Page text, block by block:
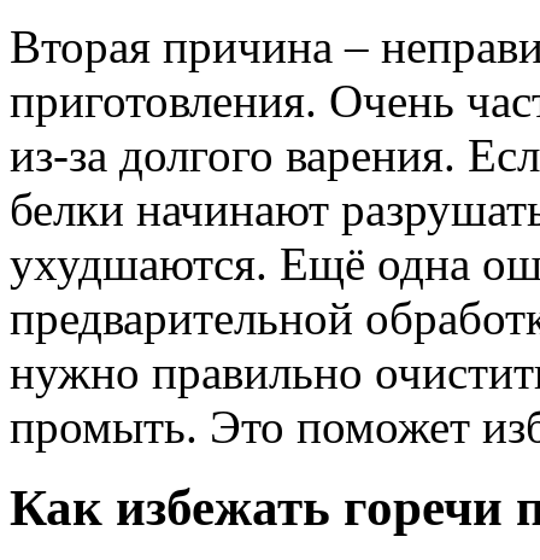
Вторая причина –
приготовления. Очень
из-за долгого варения.
белки начинают
ухудшаются. Ещё одна
предварительной
нужно правильно
промыть. Это поможет
Как избежать горечи